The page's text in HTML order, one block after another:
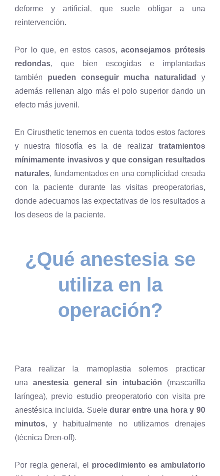
deforme y artificial, que suele obligar a una
reintervención.
Por lo que, en estos casos,aconsejamos prótesis
redondas, que bien escogidas e implantadas
también pueden conseguir mucha naturalidad
y
además rellenan algo más el polo superior dando un
efecto más juvenil.
En Cirusthetic tenemos en cuenta todos estos factores
y nuestra filosofía es la de realizar tratamientos
mínimamente invasivos y que consigan resultados
naturales, fundamentados en una complicidad creada
con la paciente durante las visitas preoperatorias,
donde adecuamos las expectativas de los resultados a
los deseos de la paciente.
¿Qué anestesia se
utiliza en la
operación?
Para realizar la mamoplastia solemos practicar
una anestesia general sin intubación (mascarilla
laríngea), previo estudio preoperatorio con visita pre
anestésica incluida. Sueledurar entre una hora y 90
minutos, y habitualmente no utilizamos drenajes
(técnica Dren-off).
Por regla general, el procedimiento es ambulatorio